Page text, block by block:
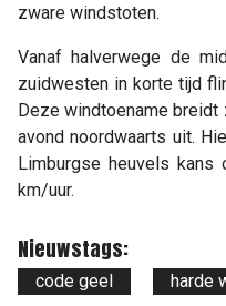
zware windstoten.
Vanaf halverwege de
zuidwesten in korte tijd
Deze windtoename breidt
avond noordwaarts uit.
Limburgse heuvels kans
km/uur.
Nieuwstags:
code geel harde